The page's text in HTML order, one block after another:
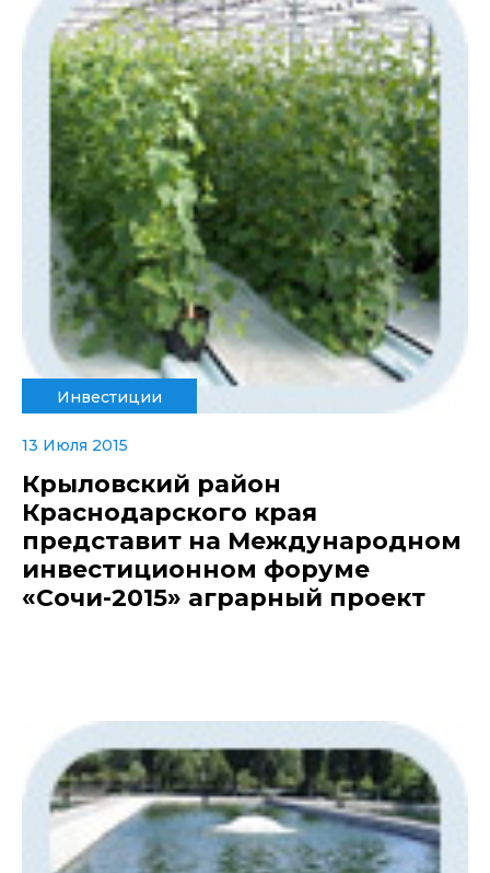
Инвестиции
13 Июля 2015
Крыловский район
Краснодарского края
представит на Международном
инвестиционном форуме
«Сочи-2015» аграрный проект